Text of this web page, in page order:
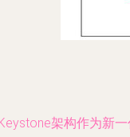
架构作为新